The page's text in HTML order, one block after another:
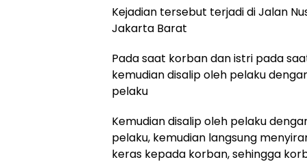
Kejadian tersebut terjadi di Jalan
Jakarta Barat
Pada saat korban dan istri pada
kemudian disalip oleh pelaku
pelaku
Kemudian disalip oleh pelaku
pelaku, kemudian langsung
keras kepada korban, sehingga